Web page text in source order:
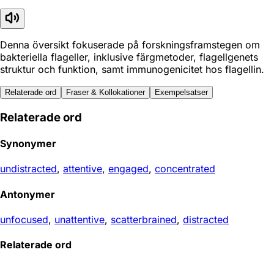
Denna översikt fokuserade på forskningsframstegen om
bakteriella flageller, inklusive färgmetoder, flagellgenets
struktur och funktion, samt immunogenicitet hos flagellin.
Relaterade ord Fraser & Kollokationer Exempelsatser
Relaterade ord
Synonymer
undistracted, attentive, engaged, concentrated
Antonymer
unfocused, unattentive, scatterbrained, distracted
Relaterade ord